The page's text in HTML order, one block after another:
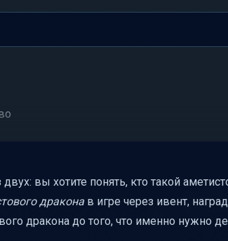
другихвы хотите понять, кто такой
дракона в игре через ивент,
дракона до того, что именно нужно